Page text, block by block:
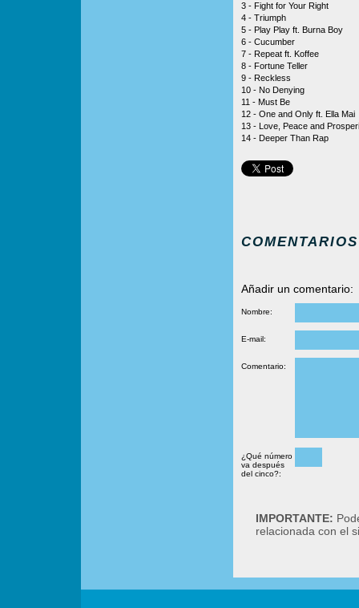
3 - Fight for Your Right
4 - Triumph
5 - Play Play ft. Burna Boy
6 - Cucumber
7 - Repeat ft. Koffee
8 - Fortune Teller
9 - Reckless
10 - No Denying
11 - Must Be
12 - One and Only ft. Ella Mai
13 - Love, Peace and
14 - Deeper Than Rap
COMENTARIOS
Añadir un comentario:
Nombre:
E-mail:
Comentario:
¿Qué número
va después
del cinco?:
IMPORTANTE:
relacionada con el